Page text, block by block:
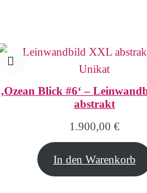
‚Ozean Blick #6‘ –
abstrakt
1.900,00 €
In den Warenkorb